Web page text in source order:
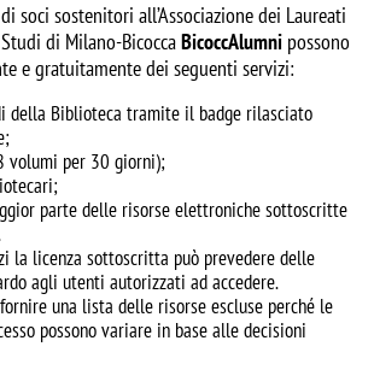
soci sostenitori all’Associazione dei Laureati
di Milano-BicoccaBicoccAlumni possono
e gratuitamente dei seguenti servizi:
della Biblioteca tramite il badge rilasciato
volumi per 30 giorni);
parte delle risorse elettroniche sottoscritte
la licenza sottoscritta può prevedere delle
agli utenti autorizzati ad accedere.
una lista delle risorse escluse perché le
possono variare in base alle decisioni